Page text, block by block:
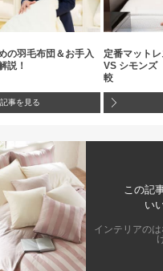
の羽毛布団＆お手入
説！
記事を見る
定番マット
VS シモンズ
較
この記
い
インテリアの